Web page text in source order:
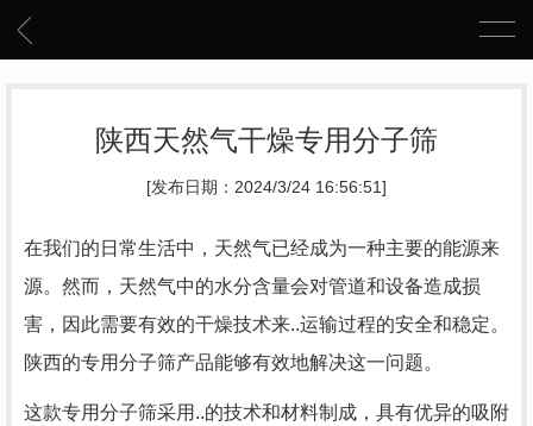
陕西天然气干燥专用分子筛
[发布日期：2024/3/24 16:56:51]
在我们的日常生活中，天然气已经成为一种主要的能源来
源。然而，天然气中的水分含量会对管道和设备造成损
害，因此需要有效的干燥技术来..运输过程的安全和稳定。
陕西的专用分子筛产品能够有效地解决这一问题。
这款专用分子筛采用..的技术和材料制成，具有优异的吸附